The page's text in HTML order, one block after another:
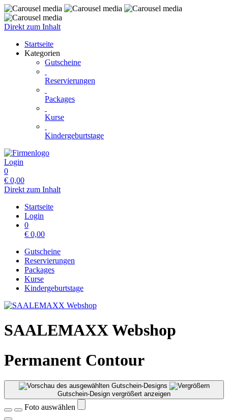
Direkt zum Inhalt
Startseite
Kategorien
Gutscheine
Reservierungen
Packages
Kurse
Kindergeburtstage
Login
0
€ 0,00
Direkt zum Inhalt
Startseite
Login
0
€ 0,00
Gutscheine
Reservierungen
Packages
Kurse
Kindergeburtstage
SAALEMAXX Webshop
Permanent Contour
Gutschein-Design vergrößert anzeigen
Foto auswählen